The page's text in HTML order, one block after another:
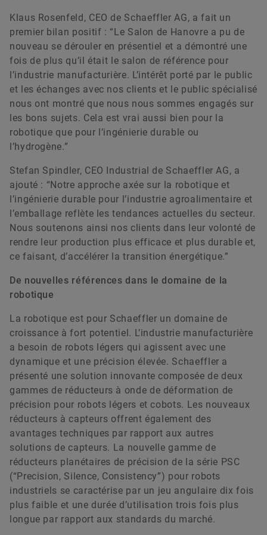
Klaus Rosenfeld, CEO de Schaeffler AG, a fait un
premier bilan positif : “Le Salon de Hanovre a pu de
nouveau se dérouler en présentiel et a démontré une
fois de plus qu’il était le salon de référence pour
l’industrie manufacturière. L’intérêt porté par le public
et les échanges avec nos clients et le public spécialisé
nous ont montré que nous nous sommes engagés sur
les bons sujets. Cela est vrai aussi bien pour la
robotique que pour l’ingénierie durable ou
l’hydrogène.”
Stefan Spindler, CEO Industrial de Schaeffler AG, a
ajouté : “Notre approche axée sur la robotique et
l’ingénierie durable pour l’industrie agroalimentaire et
l’emballage reflète les tendances actuelles du secteur.
Nous soutenons ainsi nos clients dans leur volonté de
rendre leur production plus efficace et plus durable et,
ce faisant, d’accélérer la transition énergétique.”
De nouvelles références dans le domaine de la
robotique
La robotique est pour Schaeffler un domaine de
croissance à fort potentiel. L’industrie manufacturière
a besoin de robots légers qui agissent avec une
dynamique et une précision élevée. Schaeffler a
présenté une solution innovante composée de deux
gammes de réducteurs à onde de déformation de
précision pour robots légers et cobots. Les nouveaux
réducteurs à capteurs offrent également des
avantages techniques par rapport aux autres
solutions de capteurs. La nouvelle gamme de
réducteurs planétaires de précision de la série PSC
(“Precision, Silence, Consistency”) pour robots
industriels se caractérise par un jeu angulaire dix fois
plus faible et une durée d’utilisation trois fois plus
longue par rapport aux standards du marché.